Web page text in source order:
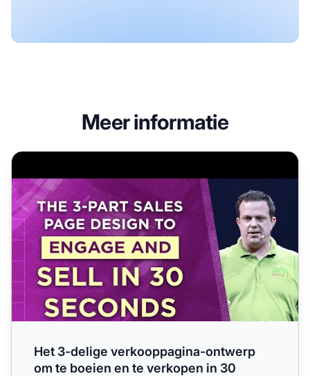
Meer informatie
Het 3-delige verkooppagina-ontwerp om te boeien en te
Het 3-delige verkooppagina-ontwerp
om te boeien en te verkopen in 30